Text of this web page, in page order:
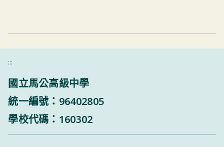
:::
國立馬公高級中學
統一編號：96402805
學校代碼：160302